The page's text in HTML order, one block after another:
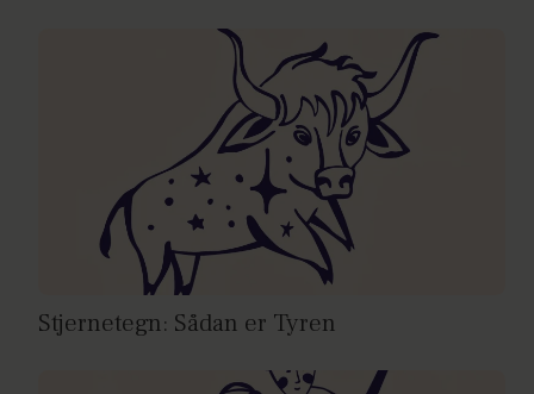
Stjernetegn: Sådan er Tyren